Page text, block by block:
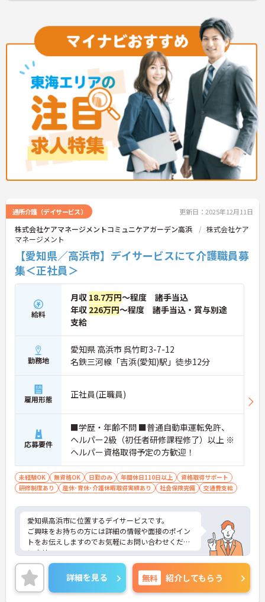
通所介護（デイサービス） 更新日：2025年12月11日
株式会社ケアマネージメントコミュニケアガーデン高浜
株式会社ケア
マネージメント
【愛知県／高浜市】デイサービスにて介護職員募
集＜正社員＞
給料
月収 18.7万円～程度 諸手当込
年収 226万円～程度 諸手当込・賞与別途
支給
勤務地
愛知県 高浜市 呉竹町3-7-12
名鉄三河線「吉浜(愛知)駅」徒歩12分
雇用形態 正社員(正職員)
応募要件
■学歴・年齢不問 ■普通自動車運転免許、
ヘルパー2級（初任者研修課程修了）以上 ※
ヘルパー資格取得予定の方歓迎！
未経験OK 無資格OK 日勤のみ 年間休日110日以上
資格取得サポート
研修制度あり
産休･育休･介護休暇取得実績あり 社会保険完備 交通費支給
愛知県高浜市に位置するデイサービスです。
ご興味をお持ちの方には詳細の情報や面接のポイン
トをお伝えしますのでお気軽にお問い合わせくださ
いませ。
詳細を見る 無料 紹介してもらう